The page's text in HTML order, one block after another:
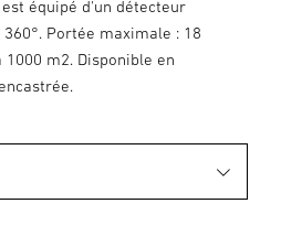
équipé d'un détecteur
Portée maximale : 18
m2. Disponible en